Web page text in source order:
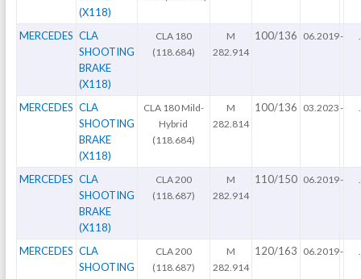
(X118)
MERCEDES CLA
SHOOTING
BRAKE
(X118)
CLA 180
(118.684)
M
282.914
100/136 06.2019-
MERCEDES CLA
SHOOTING
BRAKE
(X118)
CLA 180 Mild-
Hybrid
(118.684)
M
282.814
100/136 03.2023-
MERCEDES CLA
SHOOTING
BRAKE
(X118)
CLA 200
(118.687)
M
282.914
110/150 06.2019-
MERCEDES CLA
SHOOTING
CLA 200
(118.687)
M
282.914
120/163 06.2019-